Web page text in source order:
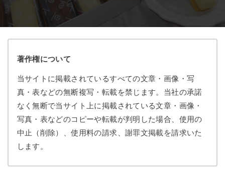
著作権について
当サイトに掲載されているすべての文章・画像・写
真・表などの無断複写・転載を禁じます。当社の承諾
なく無断で当サイト上に掲載されている文章・画像・
写真・表などのコピーや転載が判明した場合、使用の
中止（削除）、使用料の請求、謝罪文掲載を請求いた
します。